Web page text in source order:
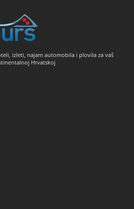
izleti, najam automobila i plovila za vaš
Hrvatskoj